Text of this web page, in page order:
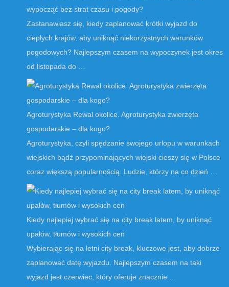
wypocząć bez strat czasu i pogody?
Zastanawiasz się, kiedy zaplanować krótki wyjazd do
ciepłych krajów, aby uniknąć niekorzystnych warunków
pogodowych? Najlepszym czasem na wypoczynek jest okres
od listopada do …
Agroturystyka Rewal okolice. Agroturystyka zwierzęta
gospodarskie – dla kogo?
Agroturystyka, czyli spędzanie swojego urlopu w warunkach
wiejskich bądź przypominających wiejski cieszy się w Polsce
coraz większą popularnością. Ludzie, którzy na co dzień …
Kiedy najlepiej wybrać się na city break latem, by uniknąć
upałów, tłumów i wysokich cen
Wybierając się na letni city break, kluczowe jest, aby dobrze
zaplanować datę wyjazdu. Najlepszym czasem na taki
wyjazd jest czerwiec, który oferuje znacznie …